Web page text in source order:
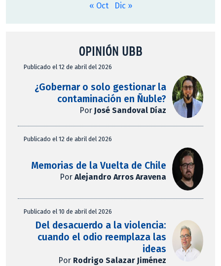
« Oct Dic »
OPINIÓN UBB
Publicado el 12 de abril del 2026
¿Gobernar o solo gestionar la
contaminación en Ñuble?
Por José Sandoval Díaz
Publicado el 12 de abril del 2026
Memorias de la Vuelta de Chile
PorAlejandro Arros Aravena
Publicado el 10 de abril del 2026
Del desacuerdo a la violencia:
cuando el odio reemplaza las
ideas
Por Rodrigo Salazar Jiménez